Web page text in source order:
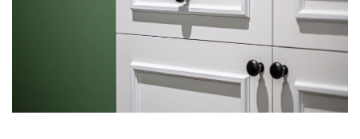
Solutii de curatat & adezivi
Alte accesorii mobila